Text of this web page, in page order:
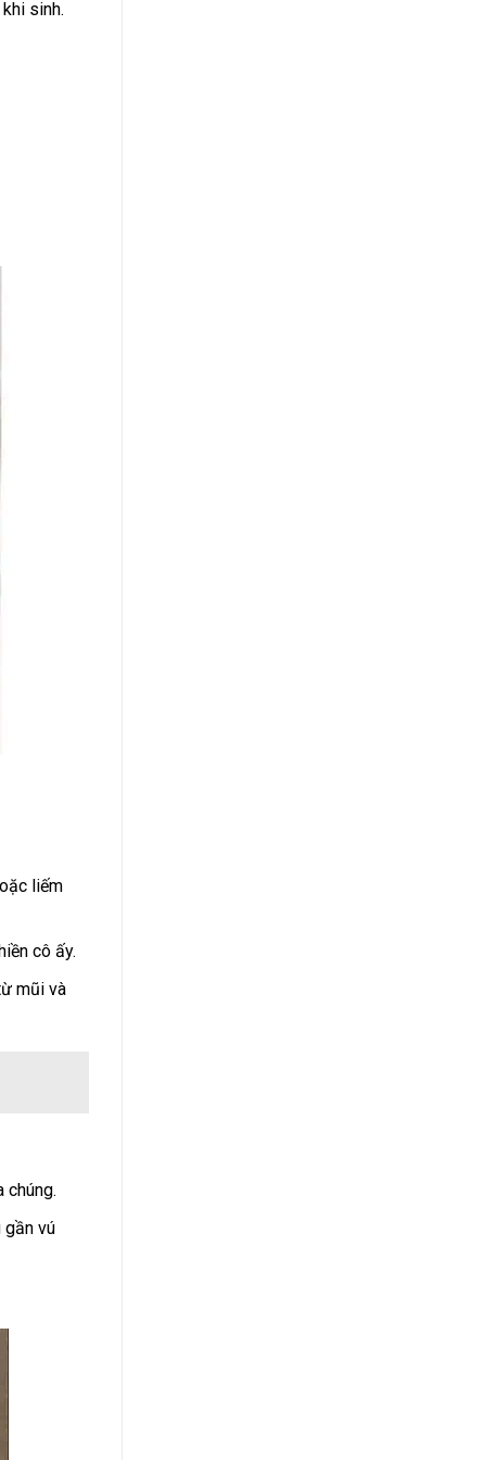
sinh.
liếm
cô ấy.
mũi và
chúng.
gần vú